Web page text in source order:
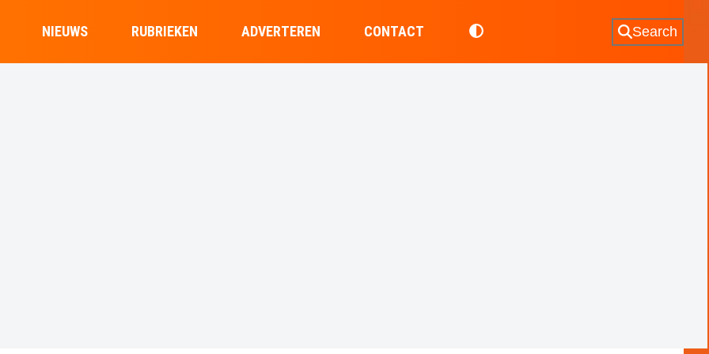
NIEUWS RUBRIEKEN ADVERTEREN CONTACT Search